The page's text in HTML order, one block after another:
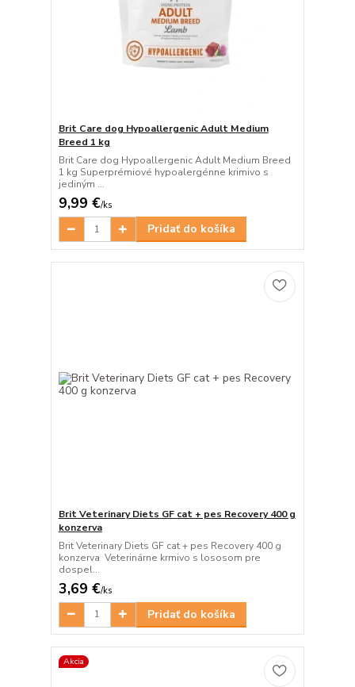
Brit Care dog Hypoallergenic Adult Medium
Breed 1 kg
Brit Care dog Hypoallergenic Adult Medium Breed
1 kg Superprémiové hypoalergénne krimivo s
jediným ...
9,99 €/ks
Pridať do košíka
Brit Veterinary Diets GF cat + pes Recovery 400 g
konzerva
Brit Veterinary Diets GF cat + pes Recovery 400 g
konzerva Veterinárne krmivo s lososom pre
dospel...
3,69 €/ks
Pridať do košíka
Akcia